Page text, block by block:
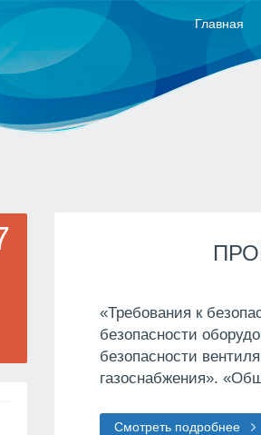
Главная
«Требования к
безопасности
безопасности
газоснабжения».
Смотреть подробнее